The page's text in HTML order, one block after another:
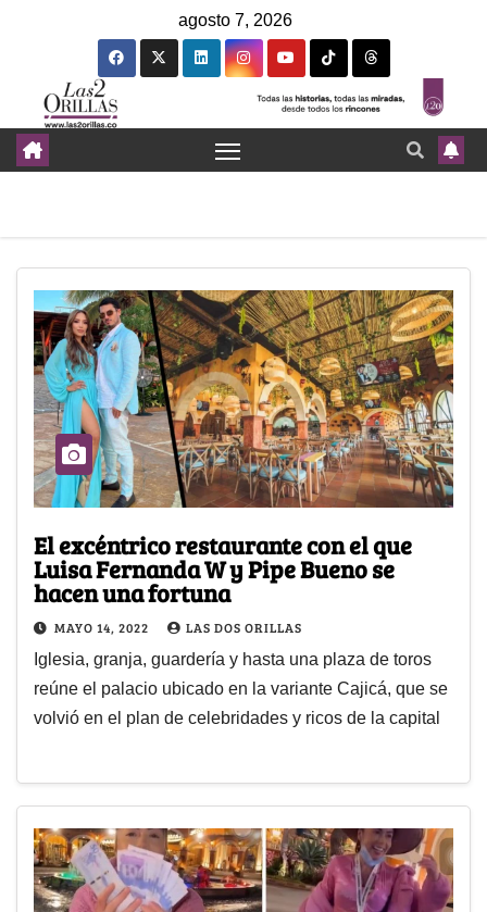
agosto 7, 2026
El excéntrico restaurante con el que
Luisa Fernanda W y Pipe Bueno se
hacen una fortuna
MAYO 14, 2022 LAS DOS ORILLAS
Iglesia, granja, guardería y hasta una plaza de toros
reúne el palacio ubicado en la variante Cajicá, que se
volvió en el plan de celebridades y ricos de la capital